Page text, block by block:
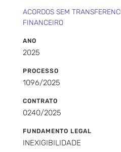
ACORDOS SEM
FINANCEIRO
ANO
2025
PROCESSO
1096/2025
CONTRATO
0240/2025
FUNDAMENTO LEGAL
INEXIGIBILIDADE